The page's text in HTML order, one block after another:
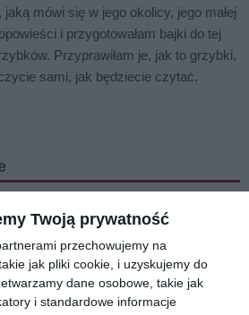
Twoją prywatność
przechowujemy na
jak pliki cookie, i uzyskujemy do
dane osobowe, takie jak
i standardowe informacje
mówi się w jego okolicy, jego małej
i przygotowałam bajki do tej
Przyprawiłam je, jak to grzybki,
sami, jak będziecie czytać.
]
i
[ książka ]
Król na
[ książka, e-book ]
Asiunia